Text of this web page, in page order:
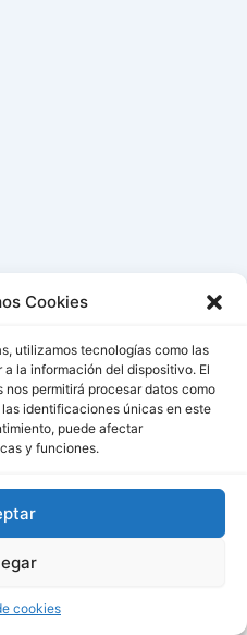
Cookies
utilizamos tecnologías como las
la información del dispositivo. El
permitirá procesar datos como
identificaciones únicas en este
puede afectar
y funciones.
cookies
Miguel De Los Bancos |